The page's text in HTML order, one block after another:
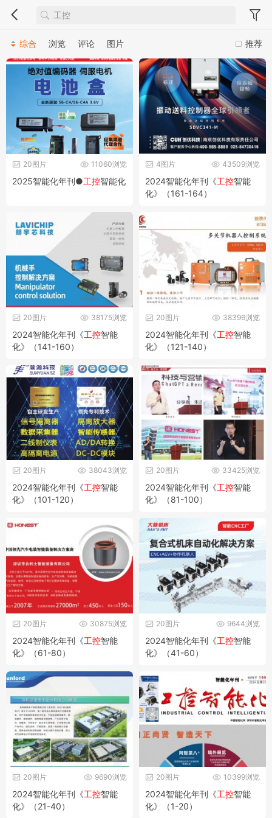
推荐
综合 浏览 评论 图片
11060浏览
20图片
2025智能化年刊●工控智能化
43509浏览
4图片
2024智能化年刊《工控智能
化》（161-164）
38175浏览
20图片
2024智能化年刊《工控智能
化》（141-160）
38396浏览
20图片
2024智能化年刊《工控智能
化》（121-140）
38043浏览
20图片
2024智能化年刊《工控智能
化》（101-120）
33425浏览
20图片
2024智能化年刊《工控智能
化》（81-100）
30875浏览
20图片
2024智能化年刊《工控智能
化》（61-80）
9644浏览
20图片
2024智能化年刊《工控智能
化》（41-60）
9690浏览
20图片
2024智能化年刊《工控智能
化》（21-40）
10399浏览
20图片
2024智能化年刊《工控智能
化》（1-20）